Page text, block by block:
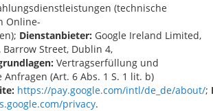
(technische
Online-
Dienstanbieter: Google Ireland Limited,
Barrow Street, Dublin 4,
Vertragserfüllung und
(Art. 6 Abs. 1 S. 1 lit. b)
https://pay.google.com/intl/de_de/about/;
privacy.